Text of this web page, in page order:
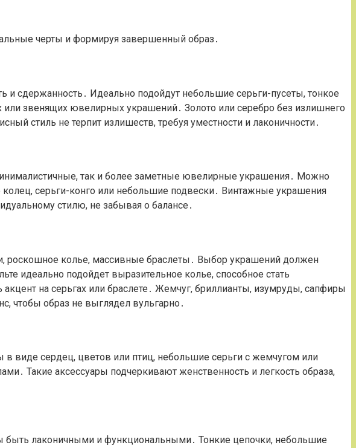
черты и формируя завершенный образ․
и сдержанность․ Идеально подойдут небольшие серьги-пусеты, тонкое
звенящих ювелирных украшений․ Золото или серебро без излишнего
стиль не терпит излишеств, требуя уместности и лаконичности․
так и более заметные ювелирные украшения․ Можно
серьги-конго или небольшие подвески․ Винтажные украшения
стилю, не забывая о балансе․
роскошное колье, массивные браслеты․ Выбор украшений должен
идеально подойдет выразительное колье, способное стать
на серьгах или браслете․ Жемчуг, бриллианты, изумруды, сапфиры
чтобы образ не выглядел вульгарно․
виде сердец, цветов или птиц, небольшие серьги с жемчугом или
Такие аксессуары подчеркивают женственность и легкость образа,
лаконичными и функциональными․ Тонкие цепочки, небольшие